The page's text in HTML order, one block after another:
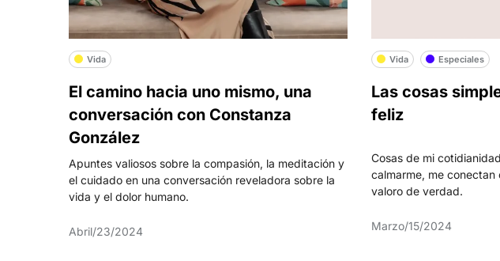
Vida
El camino hacia uno mismo, una
conversación con Constanza
González
Apuntes valiosos sobre la compasión, la meditación y
el cuidado en una conversación reveladora sobre la
vida y el dolor humano.
Abril/23/2024
Vida Especiales
Las cosas
feliz
Cosas de mi
calmarme, me
valoro de verdad.
Marzo/15/2024